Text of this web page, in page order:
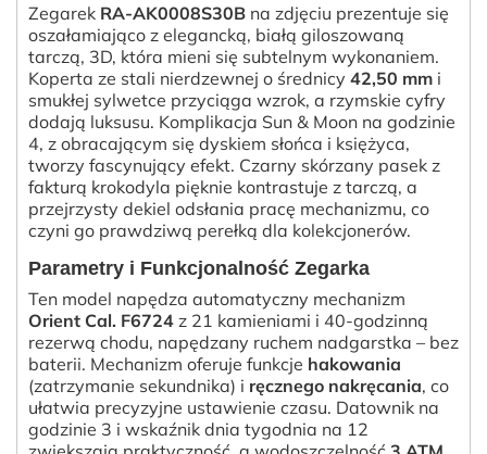
Zegarek RA-AK0008S30B na zdjęciu prezentuje się
oszałamiająco z elegancką, białą giloszowaną
tarczą, 3D, która mieni się subtelnym wykonaniem.
Koperta ze stali nierdzewnej o średnicy 42,50 mm i
smukłej sylwetce przyciąga wzrok, a rzymskie cyfry
dodają luksusu. Komplikacja Sun & Moon na godzinie
4, z obracającym się dyskiem słońca i księżyca,
tworzy fascynujący efekt. Czarny skórzany pasek z
fakturą krokodyla pięknie kontrastuje z tarczą, a
przejrzysty dekiel odsłania pracę mechanizmu, co
czyni go prawdziwą perełką dla kolekcjonerów.
Parametry i Funkcjonalność Zegarka
Ten model napędza automatyczny mechanizm
Orient Cal. F6724 z 21 kamieniami i 40-godzinną
rezerwą chodu, napędzany ruchem nadgarstka – bez
baterii. Mechanizm oferuje funkcje hakowania
(zatrzymanie sekundnika) i ręcznego nakręcania, co
ułatwia precyzyjne ustawienie czasu. Datownik na
godzinie 3 i wskaźnik dnia tygodnia na 12